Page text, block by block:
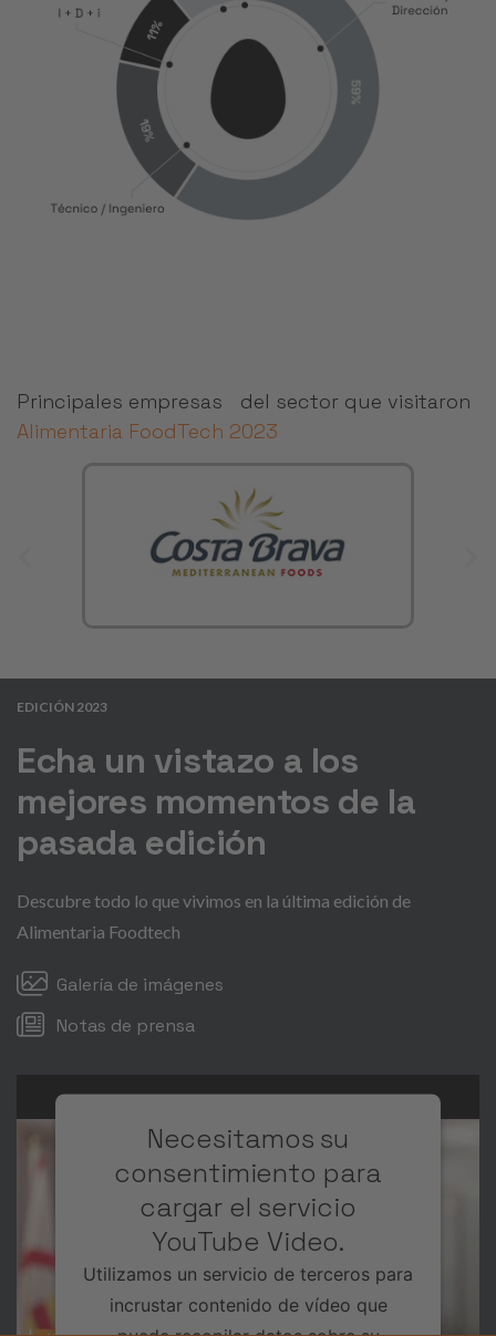
Principales empresas del sector que visitaron
Alimentaria FoodTech 2023
EDICIÓN 2023
Echa un vistazo a los
mejores momentos de la
pasada edición
Descubre todo lo que vivimos en la última edición de
Alimentaria Foodtech
Galería de imágenes
Notas de prensa
Necesitamos su
consentimiento para
cargar el servicio
YouTube Video.
Utilizamos un servicio de terceros para
incrustar contenido de vídeo que